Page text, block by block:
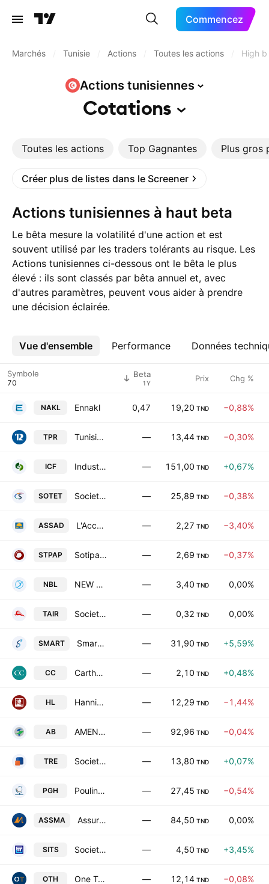
Commencez
Marchés Tunisie Actions Toutes les actions High
Actions tunisiennes
Cotations
Toutes les actions Top Gagnantes Plus gros
Créer plus de listes dans le Screener
Actions tunisiennes à haut beta
Le bêta mesure la volatilité d'une action et est
souvent utilisé par les traders tolérants au risque. Les
Actions tunisiennes ci-dessous ont le bêta le plus
élevé : ils sont classés par bêta annuel et, avec
d'autres paramètres, peuvent vous aider à prendre
une décision éclairée.
Vue d'ensemble Performance Données
Plus
Symbole Beta
1Y Prix Chg %
NAKL Ennakl 0,47 19,20 TND −0,88%
TPR Tunisie Profiles Aluminium — 13,44 TND −0,30%
ICF Industries Chimiques du Fluor — 151,00 TND +0,67%
SOTET Societe Tunisienne d'Entreprises de Telecommunications — 25,89 TND −0,38%
ASSAD L'Accumulateur Tunisien Assad — 2,27 TND −3,40%
STPAP Sotipapier SA — 2,69 TND −0,37%
NBL NEW BODY LINE — 3,40 TND 0,00%
TAIR Societe Tunisienne de l'Air SA — 0,32 TND 0,00%
SMART Smart Tunisie — 31,90 TND +5,59%
CC Carthage Cement — 2,10 TND +0,48%
HL Hannibal Lease SA — 12,29 TND −1,44%
AB AMEN BANK SA — 92,96 TND −0,04%
TRE Societe Tunisienne de Reassurance — 13,80 TND +0,07%
PGH Poulina Group Holding SA — 27,45 TND −0,54%
ASSMA Assurances Maghrebia S.A — 84,50 TND 0,00%
SITS Societe Immobiliere Tuniso-Seoudienne SA — 4,50 TND +3,45%
OTH One Tech Holding SA — 12,14 TND −0,08%